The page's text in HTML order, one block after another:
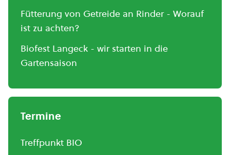
Fütterung von Getreide an Rinder - Worauf
ist zu achten?
Biofest Langeck - wir starten in die
Gartensaison
Termine
Treffpunkt BIO